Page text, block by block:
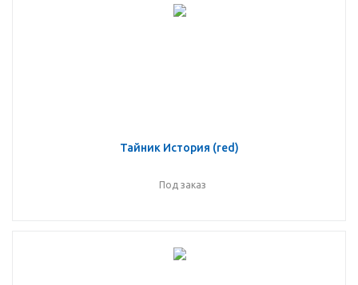
Тайник История (red)
Под заказ